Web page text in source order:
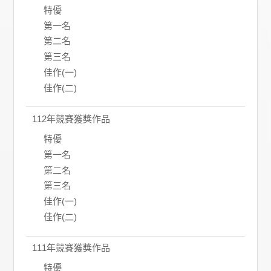
特優
第一名
第二名
第三名
佳作(一)
佳作(二)
112年競賽獲獎作品
特優
第一名
第二名
第三名
佳作(一)
佳作(二)
111年競賽獲獎作品
特優